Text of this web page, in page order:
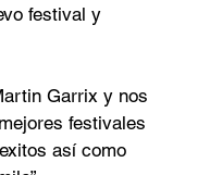
festival y
Garrix y nos
festivales
así como